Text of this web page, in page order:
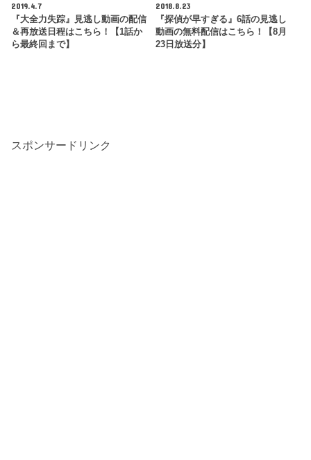
2019.4.7
『大全力失踪』見逃し動画の配信
＆再放送日程はこちら！【1話か
ら最終回まで】
2018.8.23
『探偵が早すぎる』6話の見逃し
動画の無料配信はこちら！【8月
23日放送分】
スポンサードリンク